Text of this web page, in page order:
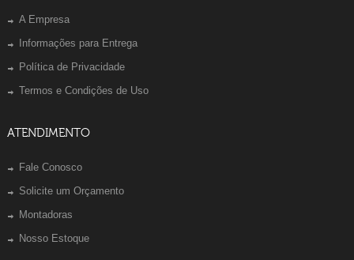
A Empresa
Informações para Entrega
Política de Privacidade
Termos e Condições de Uso
ATENDIMENTO
Fale Conosco
Solicite um Orçamento
Montadoras
Nosso Estoque